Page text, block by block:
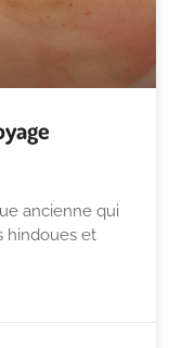
ancienne qui
hindoues et